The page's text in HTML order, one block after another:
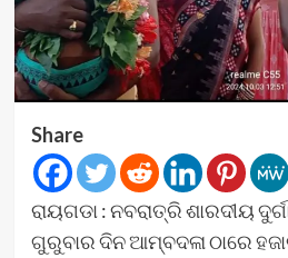
Share
ରାୟଗଡା : ନବରାତ୍ରି ଶାରଦୀୟ
ଗୁରୁବାର ଦିନ ଆମ୍ବଦଳା ଠାରେ